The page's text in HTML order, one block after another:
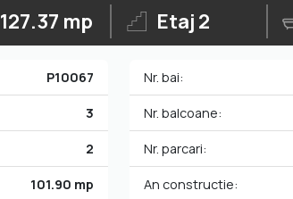
127.37 mp Etaj 2
P10067
3
2
101.90 mp
Nr. bai:
Nr. balcoane:
Nr. parcari:
An constructie: